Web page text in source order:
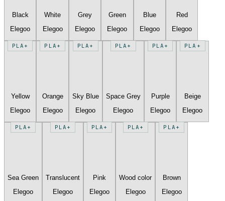
Black
Elegoo
White
Elegoo
Grey
Elegoo
Green
Elegoo
Blue
Elegoo
Red
Elegoo
PLA+
Yellow
Elegoo
PLA+
Orange
Elegoo
PLA+
Sky Blue
Elegoo
PLA+
Space Grey
Elegoo
PLA+
Purple
Elegoo
PLA+
Beige
Elegoo
PLA+
Sea Green
Elegoo
PLA+
Translucent
Elegoo
PLA+
Pink
Elegoo
PLA+
Wood color
Elegoo
PLA+
Brown
Elegoo